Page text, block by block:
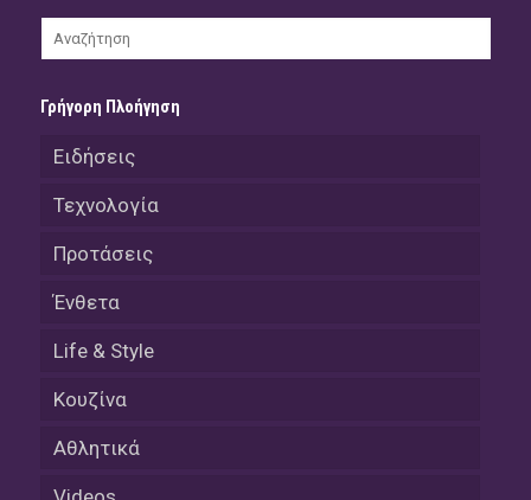
Γρήγορη Πλοήγηση
Ειδήσεις
Τεχνολογία
Προτάσεις
Ένθετα
Life & Style
Κουζίνα
Αθλητικά